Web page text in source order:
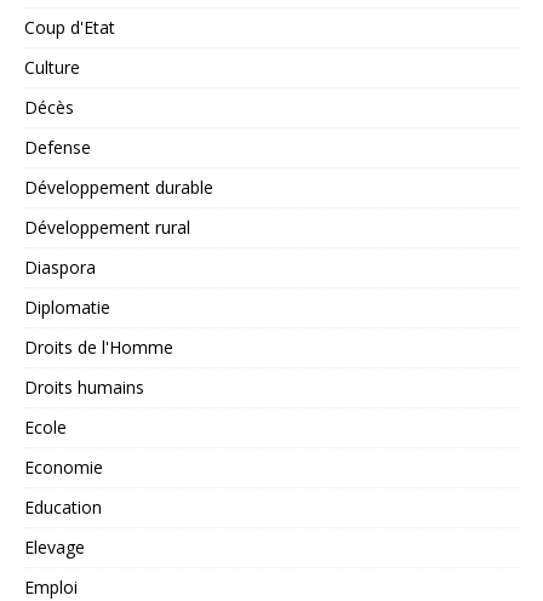
Coup d'Etat
Culture
Décès
Defense
Développement durable
Développement rural
Diaspora
Diplomatie
Droits de l'Homme
Droits humains
Ecole
Economie
Education
Elevage
Emploi